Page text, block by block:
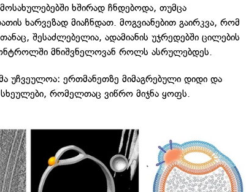
ხშირად ჩნდებოდა, თუმცა
ხარვეზად მიაჩნდათ. მოგვიანებით გაირკვა, რომ
შესაძლებელია, ადამიანის უჯრედებში ცილების
მნიშვნელოვან როლს ასრულებდეს.
უჩვეულოა: ერთმანეთზე მიმაგრებული დიდი და
რომელთაც ვიწრო მიჯნა ყოფს.